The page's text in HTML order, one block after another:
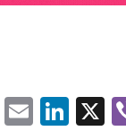
T
E
Li
X